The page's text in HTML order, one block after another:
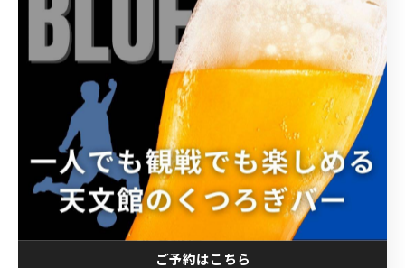
イベント
喫煙
二次会
飲み放題
最近の投稿 Recent Posts
ご予約はこちら